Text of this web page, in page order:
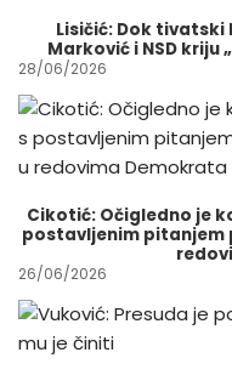
Lisičić: Dok tivatski
Marković i NSD kriju
28/06/2026
Cikotić: Očigledno je
postavljenim pitanjem
26/06/2026